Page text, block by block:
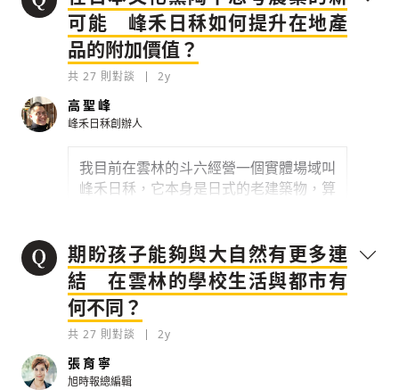
可能 峰禾日秝如何提升在地產
品的附加價值？
共 27 則對談 2y
高聖峰
峰禾日秝創辦人
我目前在雲林的斗六經營一個實體場域叫
峰禾日秝，它本身是日式的老建築物，算
0 2y
檢舉留言
我是因緣際會來到雲林，我不是雲林人，
因為我知道很多返鄉或二代創業，他們會
選擇在他們的家鄉建立品牌或創業。來到
雲林有幾個原因，除了我自己想做農業相
關的創業外，其實也是因為小朋友的教
期盼孩子能夠與大自然有更多連
結 在雲林的學校生活與都市有
何不同？
共 27 則對談 2y
張育寧
旭時報總編輯